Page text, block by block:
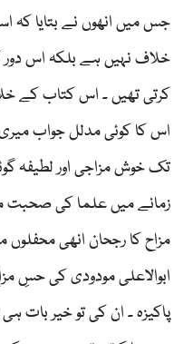
جس میں انھوں نے بتایا کہ
خلاف نہیں ہے بلکہ اس دور
کرتی تھیں ۔ اس کتاب کے
اس کا کوئی مدلل جواب میری
تک خوش مزاجی اور لطیفہ
زمانے میں علما کی صحبت
مزاح کا رجحان انھی محفلوں
ابوالاعلی مودودی کی حسِ
پاکیزہ ۔ ان کی تو خیر بات